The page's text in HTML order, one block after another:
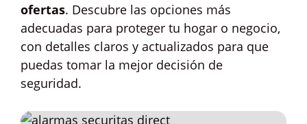
ofertas. Descubre las opciones más
adecuadas para proteger tu hogar o negocio,
con detalles claros y actualizados para que
puedas tomar la mejor decisión de
seguridad.